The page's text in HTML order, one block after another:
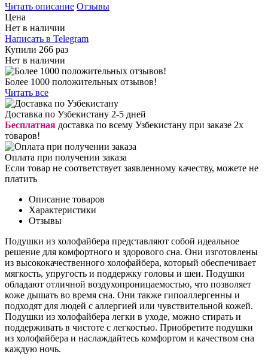
Читать описание Отзывы
Цена
Нет в наличии
Написать в Telegram
Купили 266 раз
Нет в наличии
Более 1000 положительных отзывов!
Читать все
Доставка по Узбекистану 2-5 дней
Бесплатная доставка по всему Узбекистану при заказе 2х
товаров!
Оплата при получении заказа
Если товар не соответствует заявленному качеству, можете не
платить
Описание товаров
Характеристики
Отзывы
Подушки из холофайбера представляют собой идеальное
решение для комфортного и здорового сна. Они изготовлены
из высококачественного холофайбера, который обеспечивает
мягкость, упругость и поддержку головы и шеи. Подушки
обладают отличной воздухопроницаемостью, что позволяет
коже дышать во время сна. Они также гипоаллергенны и
подходят для людей с аллергией или чувствительной кожей.
Подушки из холофайбера легки в уходе, можно стирать и
поддерживать в чистоте с легкостью. Приобретите подушки
из холофайбера и наслаждайтесь комфортом и качеством сна
каждую ночь.